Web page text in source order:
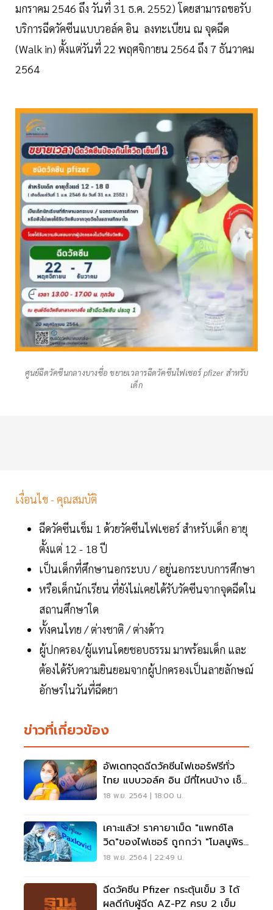
มกราคม 2546 ถึง วันที่ 31 ธ.ค. 2552) โดยสามารถขอรับ
บริการฉีดวัคซีนแบบวอล์ค อิน ลงทะเบียน ณ จุดฉีด
(Walk in) ตั้งแต่วันที่ 22 พฤศจิกายน 2564 ถึง 7 ธันวาคม
2564
ศูนย์ฉีดวัคซีนกลางบางซื่อ ขยายเวลารฉีดวัคซีนไฟเซอร์ pfizer สำหรับ
เด็ก
เงื่อนไข - คุณสมบัติ
ฉีดวัคซีนเข็ม 1 ด้วยวัคซีนไฟเซอร์ สำหรับเด็ก อายุ
ตั้งแต่ 12 - 18 ปี
เป็นเด็กที่ศึกษานอกระบบ / อยู่นอกระบบการศึกษา
หรือเด็กนักเรียน ที่ยังไม่เคยได้รับวัคซีนจากจุดฉีดใน
สถานศึกษาใด
ทั้งคนไทย / ต่างชาติ / ต่างด้าว
ผู้ปกครอง/ผู้แทนโดยชอบธรรม มาพร้อมเด็ก และ
ต้องได้รับความยินยอมจากผู้ปกครองเป็นลายลักษณ์
อักษรในวันที่ฉีดยา
ข่าวที่เกี่ยวข้อง
อัพเดทจุดฉีดวัคซีนไฟเซอร์ฟรีทั่ว
ไทย แบบวอล์ค อิน มีที่ไหนบ้าง เช็ค
ที่นี่
18 พ.ย. 2564 | 18:00 น.
เคาะแล้ว! ราคายาเม็ด "แพกซ์โล
วิด"ของไฟเซอร์ ถูกกว่า "โมลนูพิรา
เวียร์”
18 พ.ย. 2564 | 22:49 น.
ฉีดวัคซีน Pfizer กระตุ้นเข็ม 3 ได้
ผลดีกับผู้ฉีด AZ-PZ ครบ 2 เข็ม